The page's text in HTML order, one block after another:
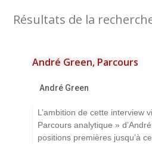
Résultats de la
André Green, Parcours
André Green
L’ambition de cette interview
Parcours analytique »
positions premières jusqu’à